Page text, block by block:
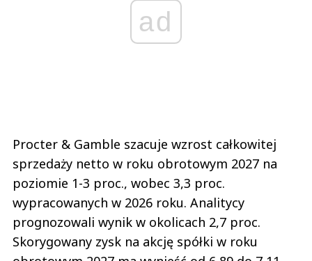
ad
Procter & Gamble szacuje wzrost całkowitej
sprzedaży netto w roku obrotowym 2027 na
poziomie 1-3 proc., wobec 3,3 proc.
wypracowanych w 2026 roku. Analitycy
prognozowali wynik w okolicach 2,7 proc.
Skorygowany zysk na akcję spółki w roku